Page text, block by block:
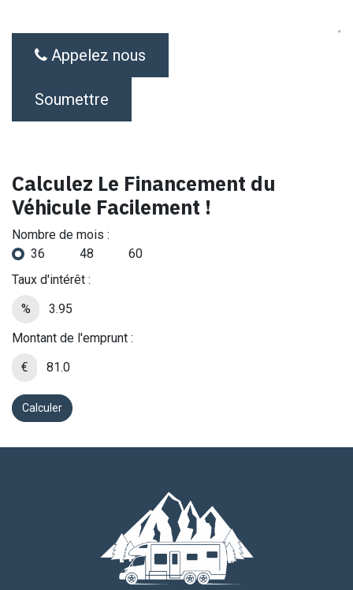
Appelez nous
Soumettre
Calculez Le Financement du
Véhicule Facilement !
Nombre de mois :
36
48
60
Taux d'intérêt :
%
Montant de l'emprunt :
€
Calculer